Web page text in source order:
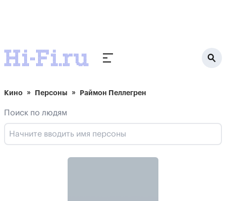
Кино Персоны Раймон Пеллегрен
Поиск по людям